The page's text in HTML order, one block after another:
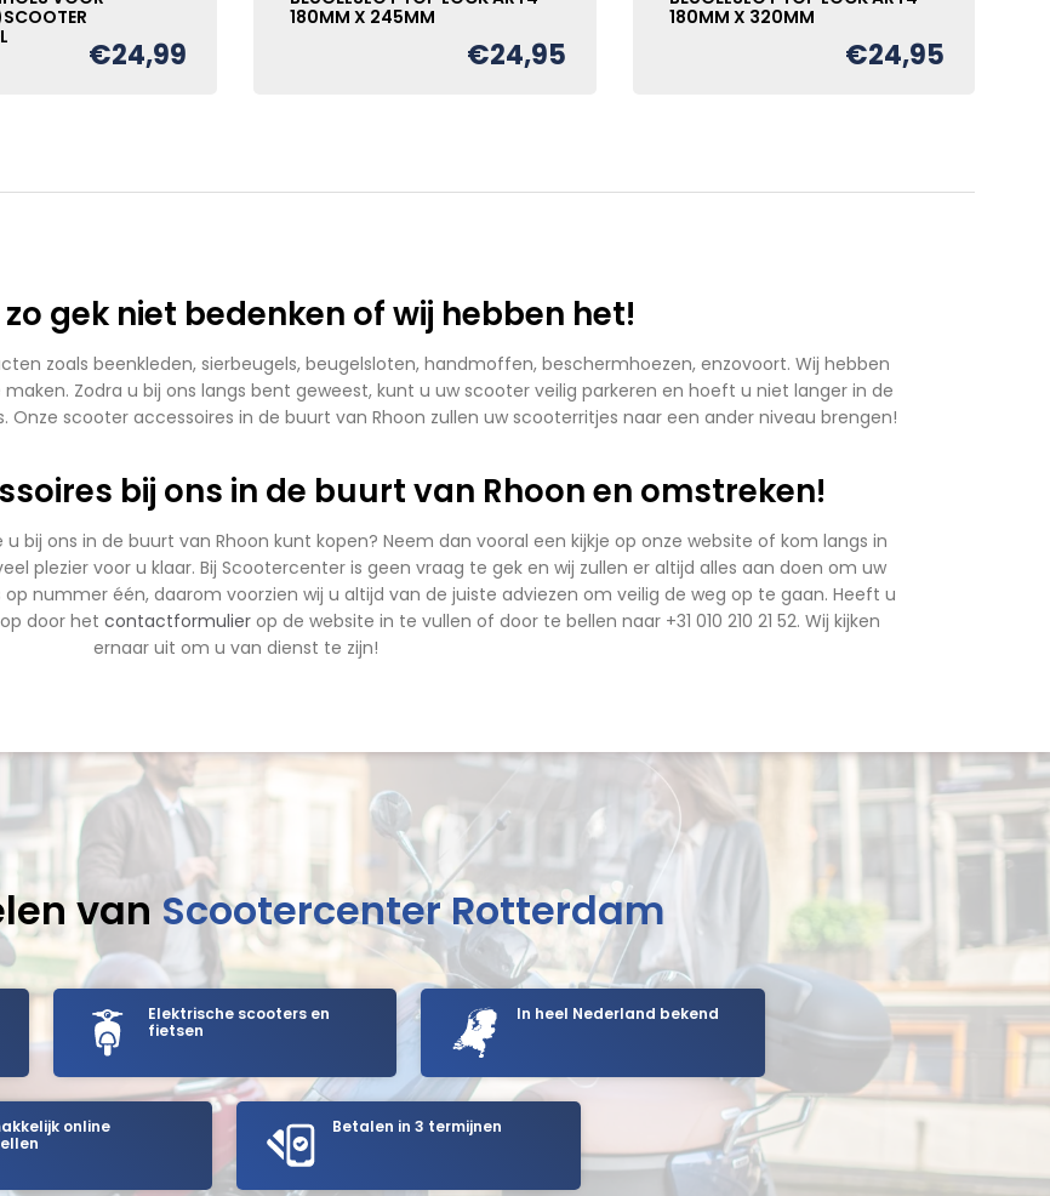
€24,99
180MM X 245MM
€24,95
180MM X 320MM
€24,95
gek niet bedenken of wij hebben het!
zoals beenkleden, sierbeugels, beugelsloten, handmoffen, beschermhoezen, enzovoort. Wij hebben
Zodra u bij ons langs bent geweest, kunt u uw scooter veilig parkeren en hoeft u niet langer in de
scooter accessoires in de buurt van Rhoon zullen uw scooterritjes naar een ander niveau brengen!
bij ons in de buurt van Rhoon en omstreken!
bij ons in de buurt van Rhoon kunt kopen? Neem dan vooral een kijkje op onze website of kom langs in
plezier voor u klaar. Bij Scootercenter is geen vraag te gek en wij zullen er altijd alles aan doen om uw
nummer één, daarom voorzien wij u altijd van de juiste adviezen om veilig de weg op te gaan. Heeft u
door het contactformulier op de website in te vullen of door te bellen naar +31 010 210 21 52. Wij kijken
ernaar uit om u van dienst te zijn!
van Scootercenter Rotterdam
Elektrische scooters en
fietsen
In heel Nederland bekend
online
Betalen in 3 termijnen